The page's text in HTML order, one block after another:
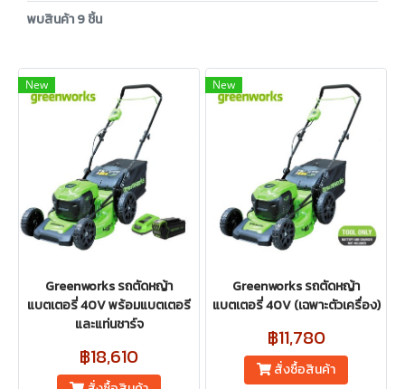
พบสินค้า 9 ชิ้น
New
Greenworks รถตัดหญ้า
แบตเตอรี่ 40V พร้อมแบตเตอรี
และแท่นชาร์จ
฿18,610
New
Greenworks รถตัดหญ้า
แบตเตอรี่ 40V (เฉพาะตัวเครื่อง)
฿11,780
สั่งซื้อสินค้า